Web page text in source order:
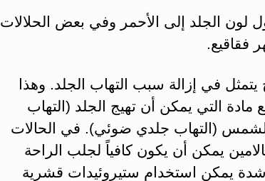
لون الجلد إلى الأحمر وفي بعض الحلالات
فقاقيع.
يتمثل في إزالة سبب التهاب الجلد. وهذا
التي يمكن أن تهيج الجلد (التهاب
(التهاب جلدي ضوئي). في الحالات
يمكن أن يكون كافياً لجلب الراحة
شدة يمكن استخدام ستيروئيدات قشرية